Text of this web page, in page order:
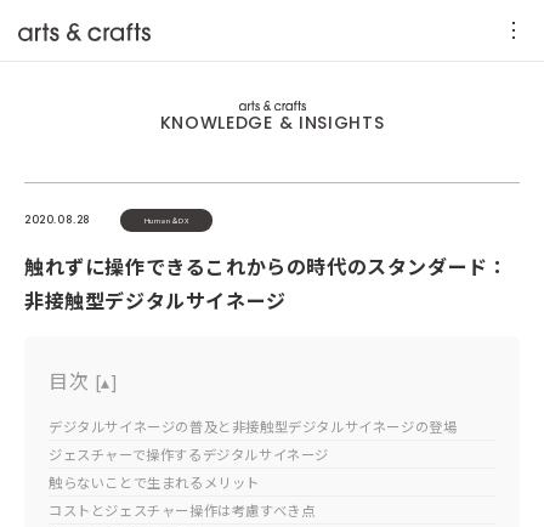
KNOWLEDGE & INSIGHTS
2020.08.28 Human＆DX
触れずに操作できるこれからの時代のスタンダード：
非接触型デジタルサイネージ
目次 [▴]
デジタルサイネージの普及と非接触型デジタルサイネージの登場
ジェスチャーで操作するデジタルサイネージ
触らないことで生まれるメリット
コストとジェスチャー操作は考慮すべき点